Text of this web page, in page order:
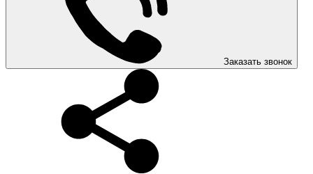
Заказать звонок